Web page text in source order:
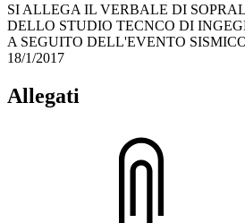
SI ALLEGA IL VERBALE DI
DELLO STUDIO TECNCO DI
A SEGUITO DELL'EVENTO
18/1/2017
Allegati